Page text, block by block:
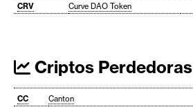
CRV
Curve DAO Token
Criptos Perdedoras
CC Canton